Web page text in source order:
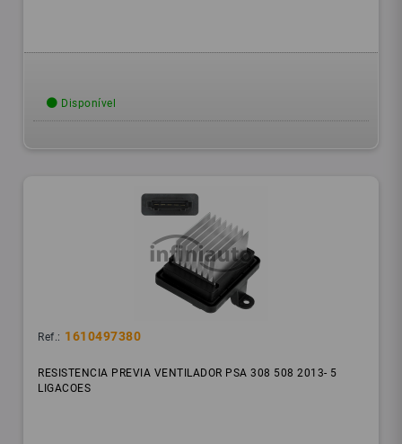
Disponível
Ref.: 1610497380
RESISTENCIA PREVIA VENTILADOR PSA 308 508 2013- 5
LIGACOES